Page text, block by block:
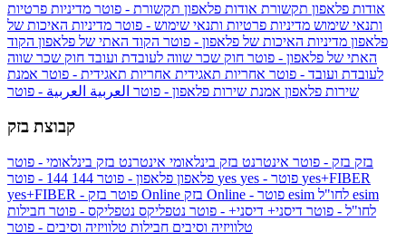
אודות פלאפון תקשורת אודות פלאפון תקשורת - פוטר מדיניות פרטיות
ותנאי שימוש מדיניות פרטיות ותנאי שימוש - פוטר מדיניות האיכות של
פלאפון מדיניות האיכות של פלאפון - פוטר הקוד האתי של פלאפון הקוד
האתי של פלאפון - פוטר חוק שכר שווה לעובדת ועובד חוק שכר שווה
לעובדת ועובד - פוטר אחריות תאגידית אחריות תאגידית - פוטר אמנת
שירות פלאפון אמנת שירות פלאפון - פוטר العربية العربية - פוטר
קבוצת בזק
בזק בזק - פוטר אינטרנט בזק בינלאומי אינטרנט בזק בינלאומי - פוטר
פלאפון פלאפון - פוטר 144 yes
yes+FIBER
yes+FIBER - פוטר בזק Online
esim
לחו"ל - פוטר דיסני+ דיסני+ - פוטר נטפליקס נטפליקס - פוטר חבילות
טלוויזיה וסיבים חבילות טלוויזיה וסיבים - פוטר